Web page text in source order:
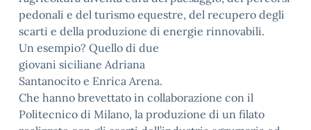
pedonali e del turismo equestre, del recupero degli
scarti e della produzione di energie rinnovabili.
Un esempio? Quello di due
giovani siciliane Adriana
Santanocito e Enrica Arena.
Che hanno brevettato in collaborazione con il
Politecnico di Milano, la produzione di un filato